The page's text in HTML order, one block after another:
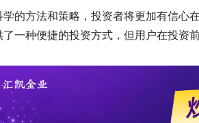
学的方法和策略，投资者将更加有信心
了一种便捷的投资方式，但用户在投资